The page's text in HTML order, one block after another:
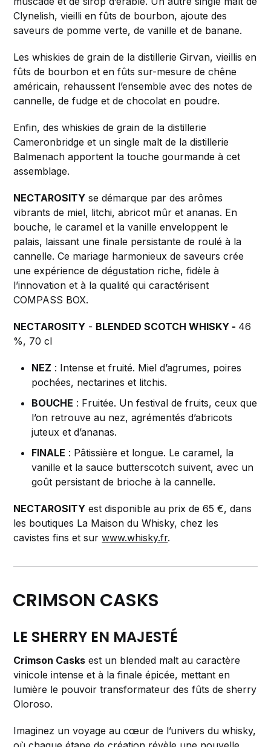
Clynelish, vieilli en fûts de bourbon, ajoute des
saveurs de pomme verte, de vanille et de banane.
Les whiskies de grain de la distillerie Girvan, vieillis en
fûts de bourbon et en fûts sur-mesure de chêne
américain, rehaussent l’ensemble avec des notes de
cannelle, de fudge et de chocolat en poudre.
Enfin, des whiskies de grain de la distillerie
Cameronbridge et un single malt de la distillerie
Balmenach apportent la touche gourmande à cet
assemblage.
NECTAROSITY se démarque par des arômes
vibrants de miel, litchi, abricot mûr et ananas. En
bouche, le caramel et la vanille enveloppent le
palais, laissant une finale persistante de roulé à la
cannelle. Ce mariage harmonieux de saveurs crée
une expérience de dégustation riche, fidèle à
l’innovation et à la qualité qui caractérisent
COMPASS BOX.
NECTAROSITY - BLENDED SCOTCH WHISKY - 46
%, 70 cl
NEZ : Intense et fruité. Miel d’agrumes, poires
pochées, nectarines et litchis.
BOUCHE : Fruitée. Un festival de fruits, ceux que
l’on retrouve au nez, agrémentés d’abricots
juteux et d’ananas.
FINALE : Pâtissière et longue. Le caramel, la
vanille et la sauce butterscotch suivent, avec un
goût persistant de brioche à la cannelle.
NECTAROSITY est disponible au prix de 65 €, dans
les boutiques La Maison du Whisky, chez les
cavistes fins et surwww.whisky.fr.
CRIMSON CASKS
LE SHERRY EN MAJESTÉ
Crimson Casks est un blended malt au caractère
vinicole intense et à la finale épicée, mettant en
lumière le pouvoir transformateur des fûts de sherry
Oloroso.
Imaginez un voyage au cœur de l’univers du whisky,